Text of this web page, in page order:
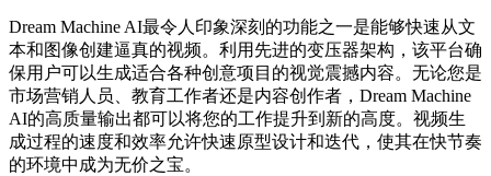
Dream Machine AI最令人印象深刻的功能之一是能够快速从文
本和图像创建逼真的视频。利用先进的变压器架构，该平台确
保用户可以生成适合各种创意项目的视觉震撼内容。无论您是
市场营销人员、教育工作者还是内容创作者，Dream Machine
AI的高质量输出都可以将您的工作提升到新的高度。视频生
成过程的速度和效率允许快速原型设计和迭代，使其在快节奏
的环境中成为无价之宝。